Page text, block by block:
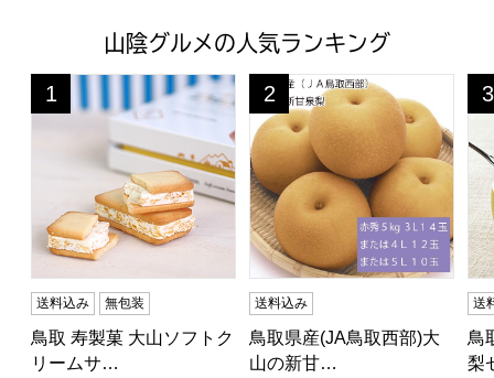
山陰グルメの人気ランキング
鳥取 寿製菓 大山ソフトクリームサンドクッキー18個入
1
位
送料込み 無包装
鳥取 寿製菓 大山ソフトク
リームサ…
鳥取県産(JA鳥取西部)大山の
2
位
送料込み
鳥取県産(JA鳥取西部)大
山の新甘…
3
位
送
鳥
梨